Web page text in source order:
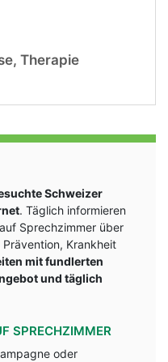
Therapie
Schweizer
. Täglich informieren
auf Sprechzimmer über
Krankheit
mit fundlerten
und täglich
SPRECHZIMMER
oder